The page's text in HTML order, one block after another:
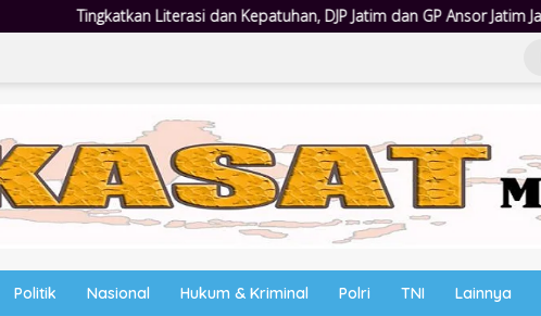
DJP Jatim dan GP Ansor Jatim Jalin Kemitraan Strategis Perpajakan
Politik Nasional Hukum & Kriminal Polri TNI Lainnya